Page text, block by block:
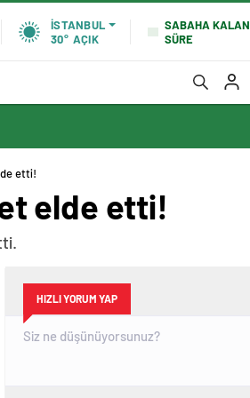
İSTANBUL
30° AÇIK
SABAHA KALAN
SÜRE
etti!
elde etti!
HIZLI YORUM YAP